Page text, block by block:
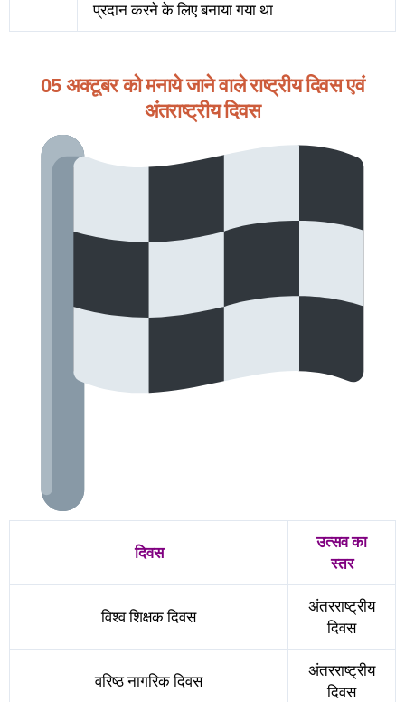
प्रदान करने के लिए बनाया गया था
05 अक्टूबर को मनाये जाने वाले राष्ट्रीय दिवस एवं
अंतराष्ट्रीय दिवस
दिवस
उत्सव का
स्तर
विश्व शिक्षक दिवस
अंतरराष्ट्रीय
दिवस
वरिष्ठ नागरिक दिवस
अंतरराष्ट्रीय
दिवस